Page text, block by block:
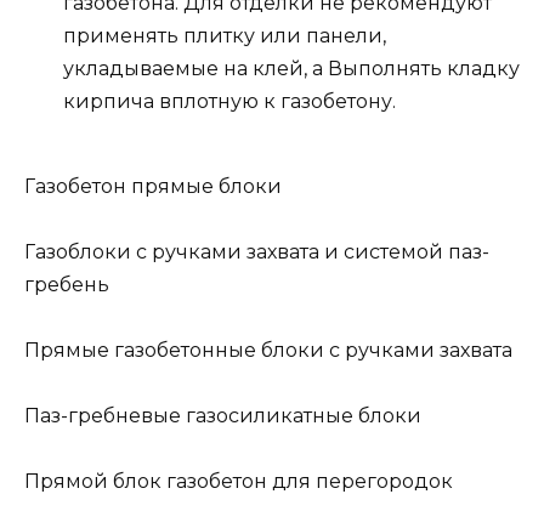
применять плитку или панели,
укладываемые на клей, а Выполнять кладку
кирпича вплотную к газобетону.
Газобетон прямые блоки
Газоблоки с ручками захвата и системой паз-
гребень
Прямые газобетонные блоки с ручками захвата
Паз-гребневые газосиликатные блоки
Прямой блок газобетон для перегородок